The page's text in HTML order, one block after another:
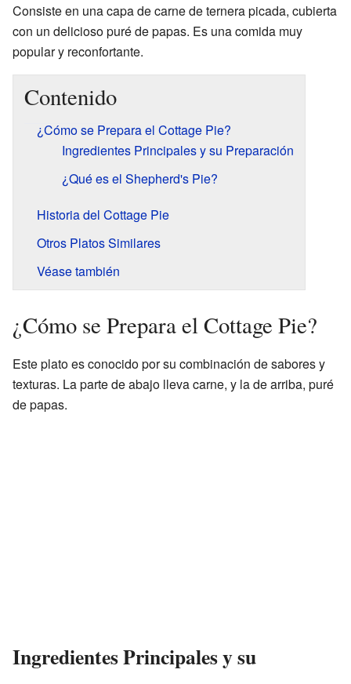
Consiste en una capa de carne de ternera picada, cubierta
con un delicioso puré de papas. Es una comida muy
popular y reconfortante.
Contenido
¿Cómo se Prepara el Cottage Pie?
Ingredientes Principales y su Preparación
¿Qué es el Shepherd's Pie?
Historia del Cottage Pie
Otros Platos Similares
Véase también
¿Cómo se Prepara el Cottage Pie?
Este plato es conocido por su combinación de sabores y
texturas. La parte de abajo lleva carne, y la de arriba, puré
de papas.
Ingredientes Principales y su